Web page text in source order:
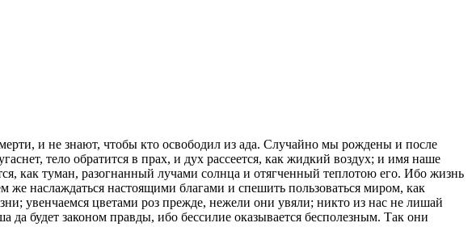
и не знают, чтобы кто освободил из ада. Случайно мы рождены и после
тело обратится в прах, и дух рассеется, как жидкий воздух; и имя наше
как туман, разогнанный лучами солнца и отягченный теплотою его. Ибо жизнь
же наслаждаться настоящими благами и спешить пользоваться миром, как
увенчаемся цветами роз прежде, нежели они увяли; никто из нас не лишай
будет законом правды, ибо бессилие оказывается бесполезным. Так они